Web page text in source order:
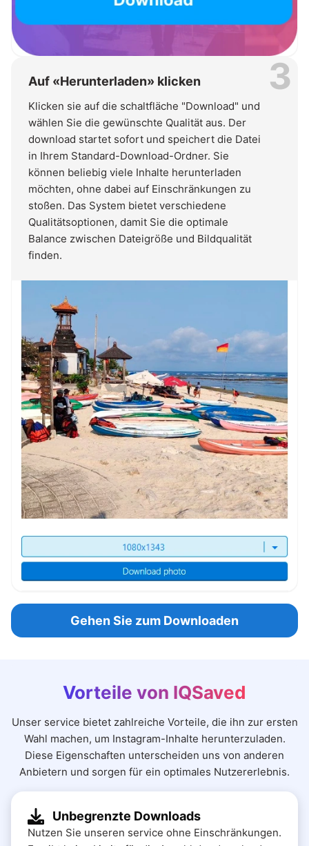
Auf «Herunterladen» klicken
Klicken sie auf die schaltfläche "Download" und
wählen Sie die gewünschte Qualität aus. Der
download startet sofort und speichert die Datei
in Ihrem Standard-Download-Ordner. Sie
können beliebig viele Inhalte herunterladen
möchten, ohne dabei auf Einschränkungen zu
stoßen. Das System bietet verschiedene
Qualitätsoptionen, damit Sie die optimale
Balance zwischen Dateigröße und Bildqualität
finden.
3
Gehen Sie zum Downloaden
Vorteile von IQSaved
Unser service bietet zahlreiche Vorteile, die ihn zur ersten
Wahl machen, um Instagram-Inhalte herunterzuladen.
Diese Eigenschaften unterscheiden uns von anderen
Anbietern und sorgen für ein optimales Nutzererlebnis.
Unbegrenzte Downloads
Nutzen Sie unseren service ohne Einschränkungen.